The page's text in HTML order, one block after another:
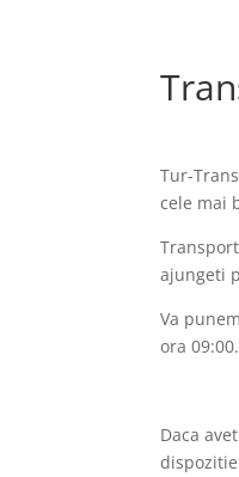
Tur-
cele mai
ajungeti
Va
ora 09:00.
Daca